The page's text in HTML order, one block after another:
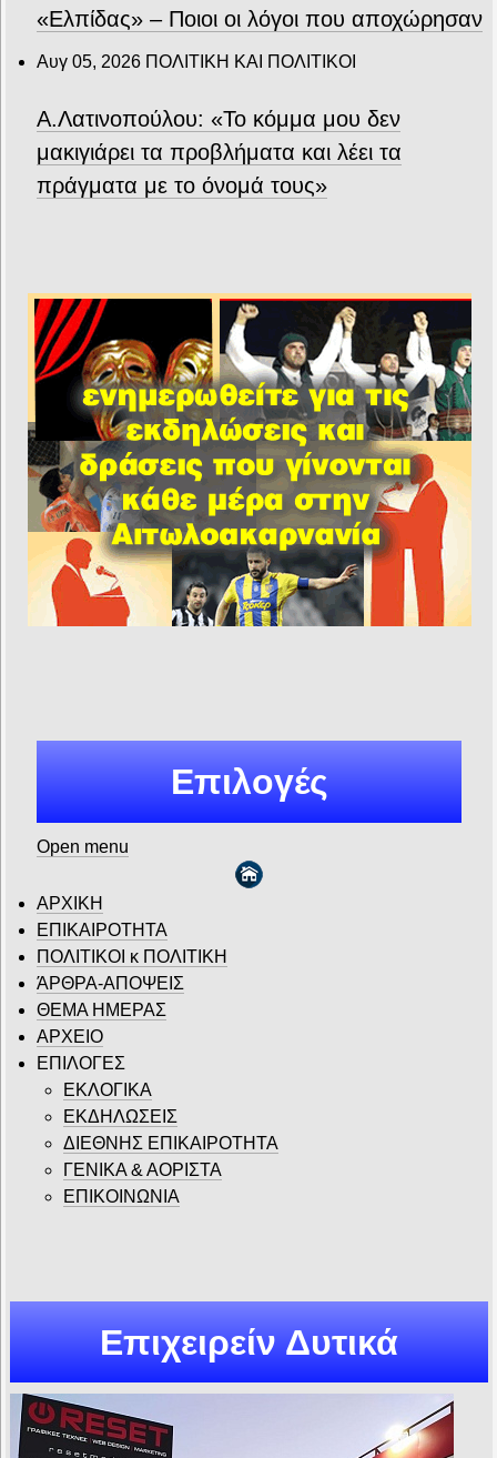
«Ελπίδας» – Ποιοι οι λόγοι που αποχώρησαν
Αυγ 05, 2026 ΠΟΛΙΤΙΚΗ ΚΑΙ ΠΟΛΙΤΙΚΟΙ
Α.Λατινοπούλου: «Το κόμμα μου δεν
μακιγιάρει τα προβλήματα και λέει τα
πράγματα με το όνομά τους»
Επιλογές
Open menu
ΑΡΧΙΚΗ
ΕΠΙΚΑΙΡΟΤΗΤΑ
ΠΟΛΙΤΙΚΟΙ κ ΠΟΛΙΤΙΚΗ
ΆΡΘΡΑ-ΑΠΟΨΕΙΣ
ΘΕΜΑ ΗΜΕΡΑΣ
ΑΡΧΕΙΟ
ΕΠΙΛΟΓΕΣ
ΕΚΛΟΓΙΚΑ
ΕΚΔΗΛΩΣΕΙΣ
ΔΙΕΘΝΗΣ ΕΠΙΚΑΙΡΟΤΗΤΑ
ΓΕΝΙΚΑ & ΑΟΡΙΣΤΑ
ΕΠΙΚΟΙΝΩΝΙΑ
Επιχειρείν Δυτικά